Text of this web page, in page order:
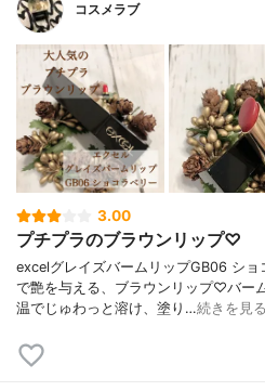
コスメラブ
3.00
プチプラのブラウンリップ♡
excelグレイズバームリップGB06 シ
で艶を与える、ブラウンリップ♡バー
温でじゅわっと溶け、塗り…続きを見る